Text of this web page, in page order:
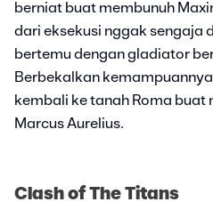
berniat buat membunuh
dari eksekusi nggak sengaja
bertemu dengan gladiator
Berbekalkan
kembali ke tanah Roma
Marcus Aurelius.
Clash of The Titans